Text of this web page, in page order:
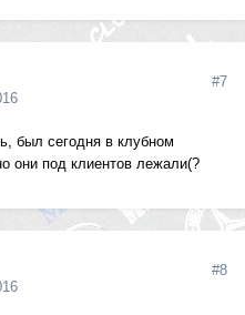
#7
был сегодня в клубном
они под клиентов лежали(?
#8